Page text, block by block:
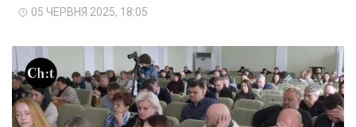
05 ЧЕРВНЯ 2025, 18:05